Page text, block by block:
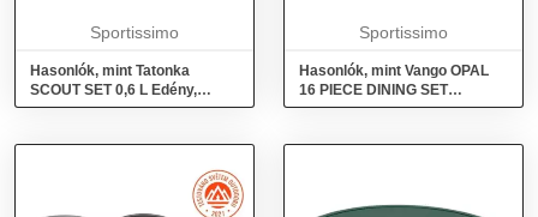
Sportissimo
Hasonlók, mint Tatonka
SCOUT SET 0,6 L Edény,
ezüst, méret
Sportissimo
Hasonlók, mint Vango OPAL
16 PIECE DINING SET
Evőeszköz készlet, fehér,